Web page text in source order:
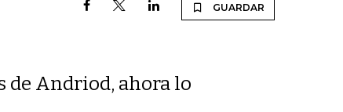
GUARDAR
de Andriod, ahora lo